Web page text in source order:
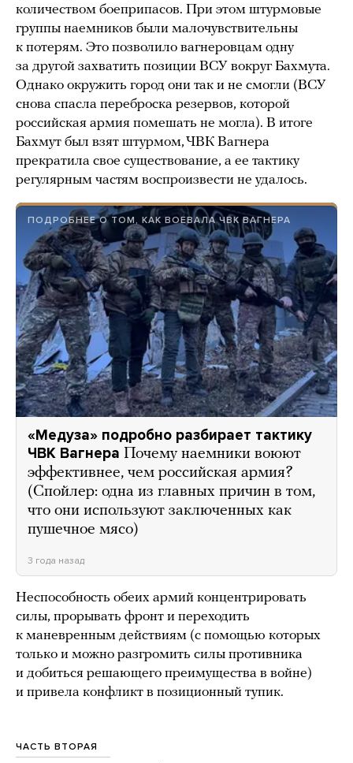
количеством боеприпасов. При этом штурмовые
группы наемников были малочувствительны
к потерям. Это позволило вагнеровцам одну
за другой захватить позиции ВСУ вокруг Бахмута.
Однако окружить город они так и не смогли (ВСУ
снова спасла переброска резервов, которой
российская армия помешать не могла). В итоге
Бахмут был взят штурмом, ЧВК Вагнера
прекратила свое существование, а ее тактику
регулярным частям воспроизвести не удалось.
ПОДРОБНЕЕ О ТОМ, КАК ВОЕВАЛА ЧВК ВАГНЕРА
«Медуза» подробно разбирает тактику
ЧВК Вагнера Почему наемники воюют
эффективнее, чем российская армия?
(Спойлер: одна из главных причин в том,
что они используют заключенных как
пушечное мясо)
3 года назад
Неспособность обеих армий концентрировать
силы, прорывать фронт и переходить
к маневренным действиям (с помощью которых
только и можно разгромить силы противника
и добиться решающего преимущества в войне)
и привела конфликт в позиционный тупик.
ЧАСТЬ ВТОРАЯ